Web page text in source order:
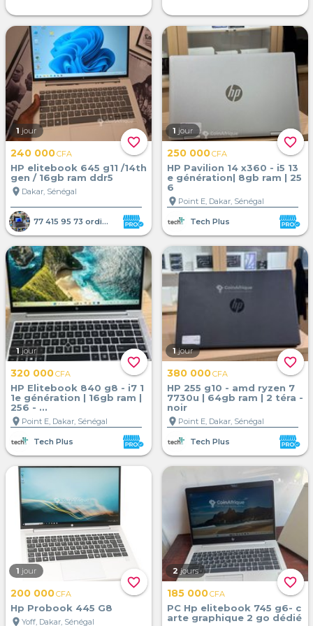
favorite_border
1 jour
240 000CFA
HP elitebook 645 g11 /14th
gen / 16gb ram ddr5
location_on Dakar, Sénégal
77 415 95 73 ordinateur portab
favorite_border
1 jour
250 000CFA
HP Pavilion 14 x360 - i5 13
e génération| 8gb ram | 25
6
location_on Point E, Dakar, Sénégal
Tech Plus
favorite_border
1 jour
320 000CFA
HP Elitebook 840 g8 - i7 1
1e génération | 16gb ram |
256 - ...
location_on Point E, Dakar, Sénégal
Tech Plus
favorite_border
1 jour
380 000CFA
HP 255 g10 - amd ryzen 7
7730u | 64gb ram | 2 téra -
noir
location_on Point E, Dakar, Sénégal
Tech Plus
favorite_border
1 jour
200 000CFA
Hp Probook 445 G8
location_on Yoff, Dakar, Sénégal
favorite_border
2 jours
185 000CFA
PC Hp elitebook 745 g6- c
arte graphique 2 go dédié